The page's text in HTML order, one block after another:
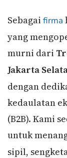
Sebagai firma
yang
murni dari
Jakarta
dengan
kedaulatan
(B2B). Kami
untuk
sipil,